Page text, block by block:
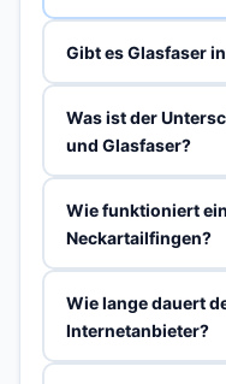
Gibt es Glasfaser
Was ist der
und Glasfaser?
Wie funktioniert
Neckartailfingen?
Wie lange dauert
Internetanbieter?